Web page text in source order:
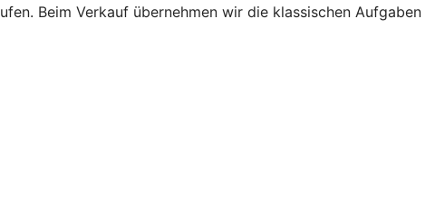
Beim Verkauf übernehmen wir die klassischen Aufgaben